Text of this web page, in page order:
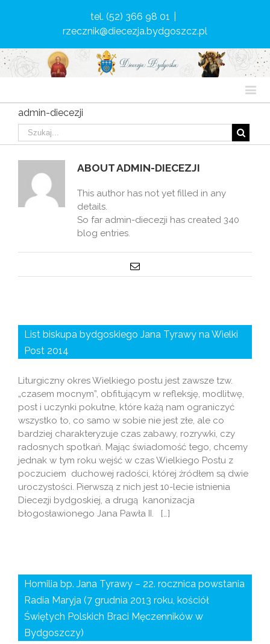
tel. (52) 366 98 01
rzecznik@diecezja.bydgoszcz.pl
admin-diecezji
ABOUTADMIN-DIECEZJI
This author has not yet filled in any
details.
So far admin-diecezji has created 340
blog entries.
Email
List biskupa bydgoskiego Jana Tyrawy na Wielki
Post 2014
Liturgiczny okres Wielkiego postu jest zawsze tzw.
„czasem mocnym”, obfitującym w refleksję, modlitwę,
post i uczynki pokutne, które każą nam ograniczyć
wszystko to, co samo w sobie nie jest złe, ale co
bardziej charakteryzuje czas zabawy, rozrywki, czy
radosnych spotkań. Mając świadomość tego, chcemy
jednak w tym roku wejść w czas Wielkiego Postu z
poczuciem duchowej radości, której źródłem są dwie
uroczystości. Pierwszą z nich jest 10-lecie istnienia
Diecezji bydgoskiej, a drugą kanonizacja
błogosławionego Jana Pawła II. […]
Homilia bp. Jana Tyrawy – 22. rocznica powstania
Radia Maryja (7 grudnia 2013 roku, kościół
Świętych Polskich Braci Męczenników w
Bydgoszczy)